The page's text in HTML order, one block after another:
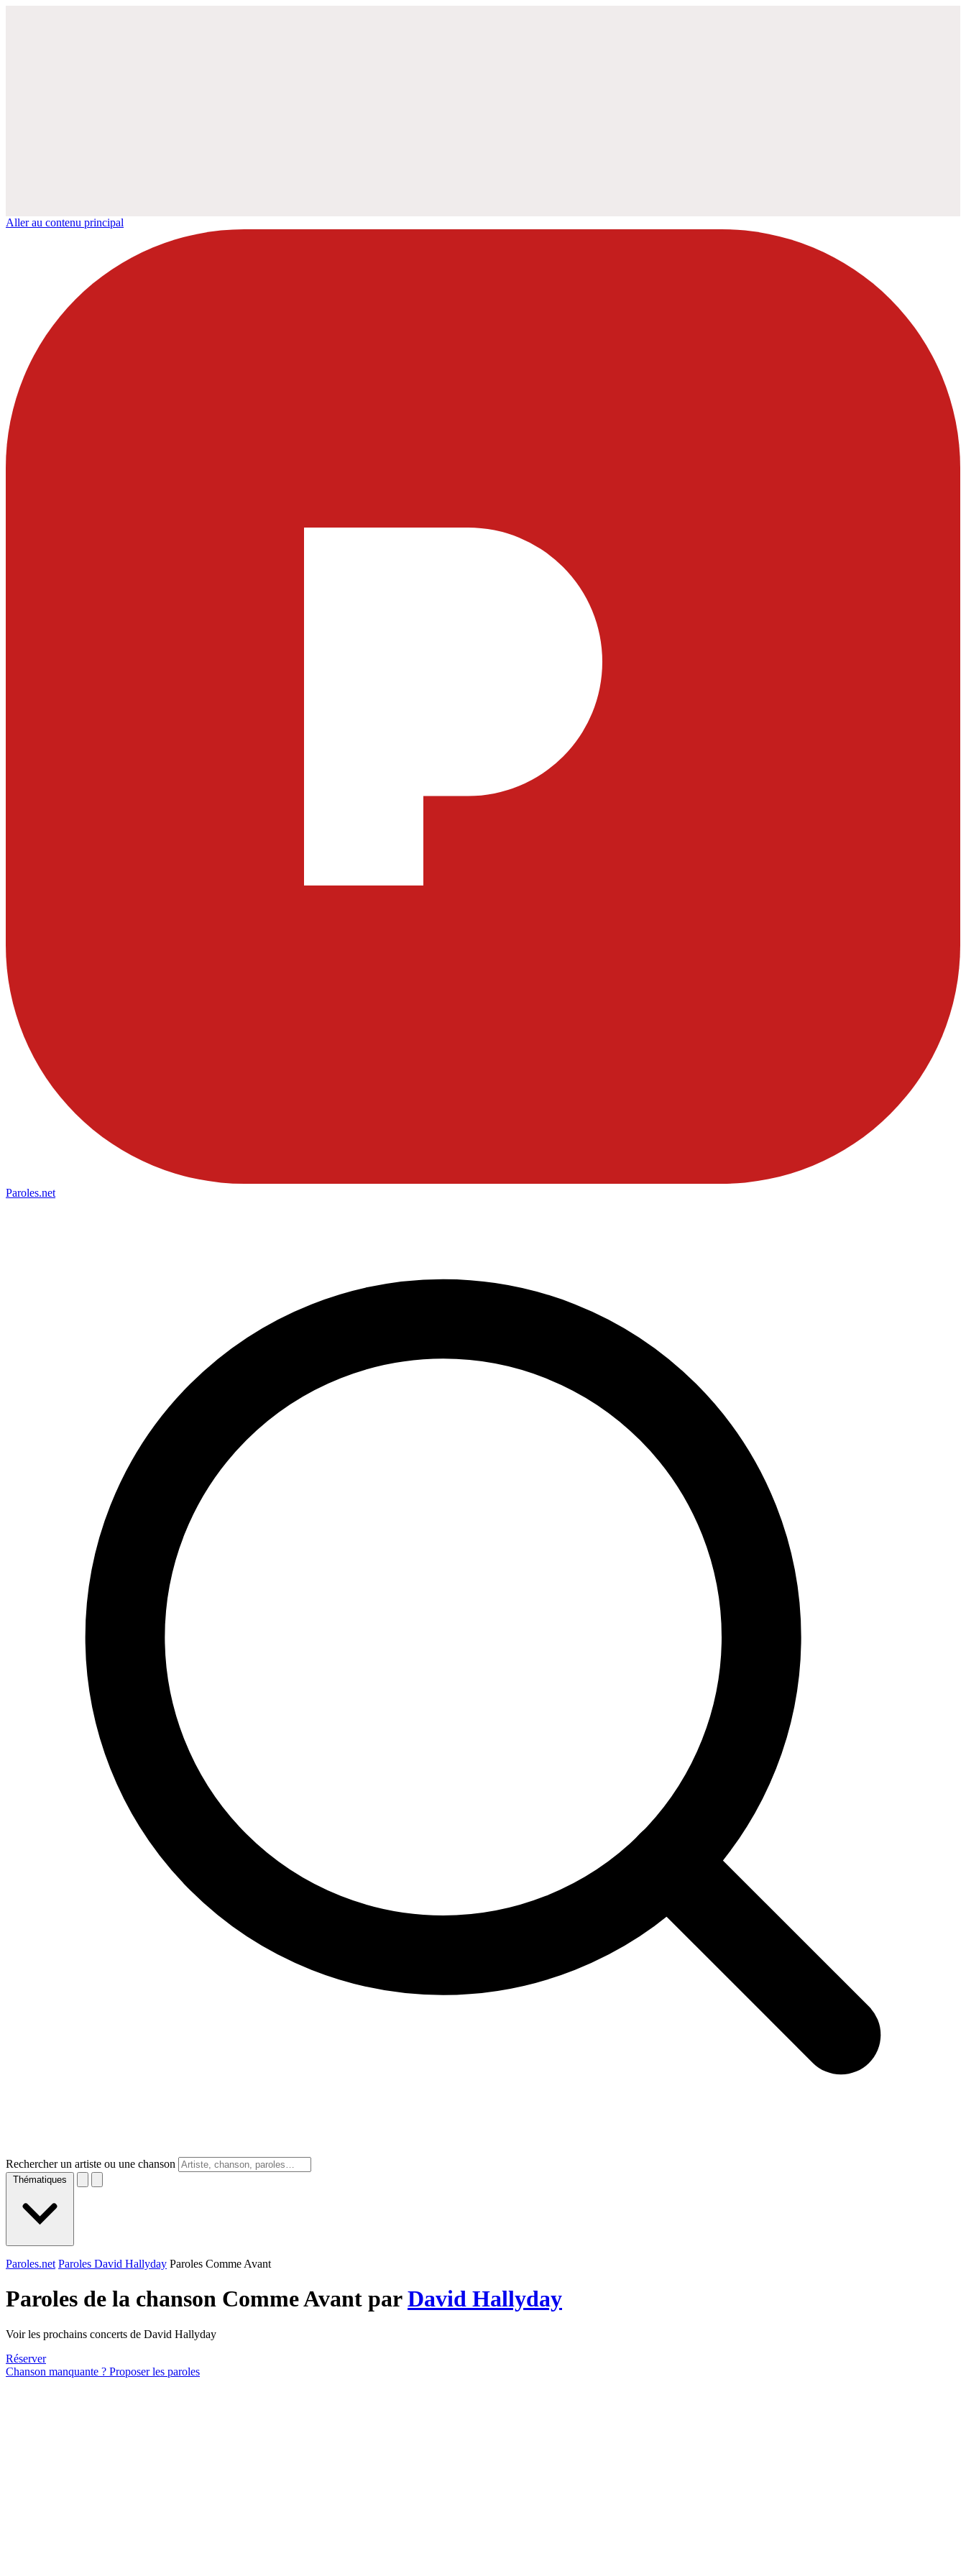
Aller au contenu principal
Paroles.net
Rechercher un artiste ou une chanson
Thématiques
Paroles.net Paroles David Hallyday Paroles Comme Avant
Paroles de la chanson Comme Avant parDavid Hallyday
Voir les prochains concerts de David Hallyday
Réserver
Chanson manquante ? Proposer les paroles